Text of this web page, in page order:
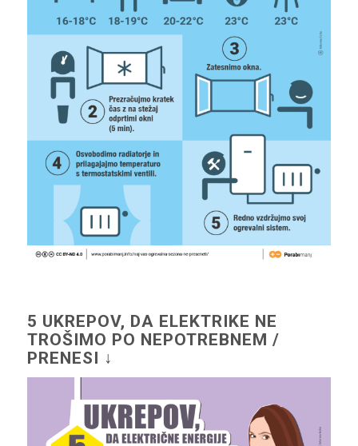
5 UKREPOV, DA ELEKTRIKE NE
TROŠIMO PO NEPOTREBNEM /
PRENESI ↓